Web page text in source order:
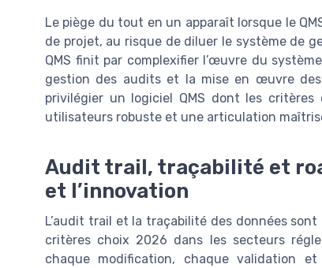
Le piège du tout en un apparaît lorsque le
de projet, au risque de diluer le système de
QMS finit par complexifier l’œuvre du
gestion des audits et la mise en œuvre
privilégier un logiciel QMS dont les
utilisateurs robuste et une articulation
Audit trail, traçabilité et
et l’innovation
L’audit trail et la traçabilité des données
critères choix 2026 dans les secteurs
chaque modification, chaque validation